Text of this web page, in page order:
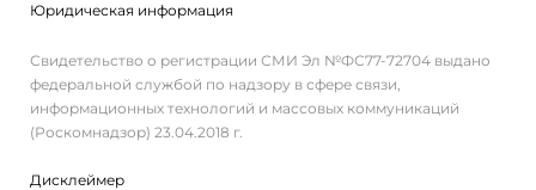
Юридическая информация
Свидетельство о регистрации СМИ Эл №ФС77-72704 выдано
федеральной службой по надзору в сфере связи,
информационных технологий и массовых коммуникаций
(Роскомнадзор) 23.04.2018 г.
Дисклеймер